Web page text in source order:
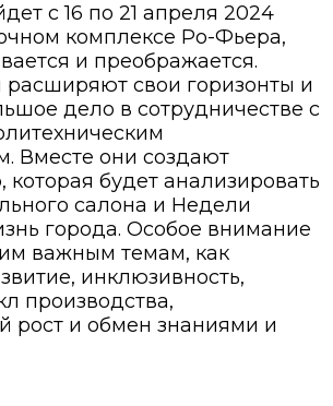
с 16 по 21 апреля 2024
комплексе Ро-Фьера,
и преображается.
свои горизонты и
дело в сотрудничестве с
Вместе они создают
которая будет анализировать
салона и Недели
города. Особое внимание
важным темам, как
инклюзивность,
производства,
рост и обмен знаниями и